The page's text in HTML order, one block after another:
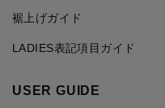
裾上げガイド
LADIES表記項目ガイド
USER GUIDE